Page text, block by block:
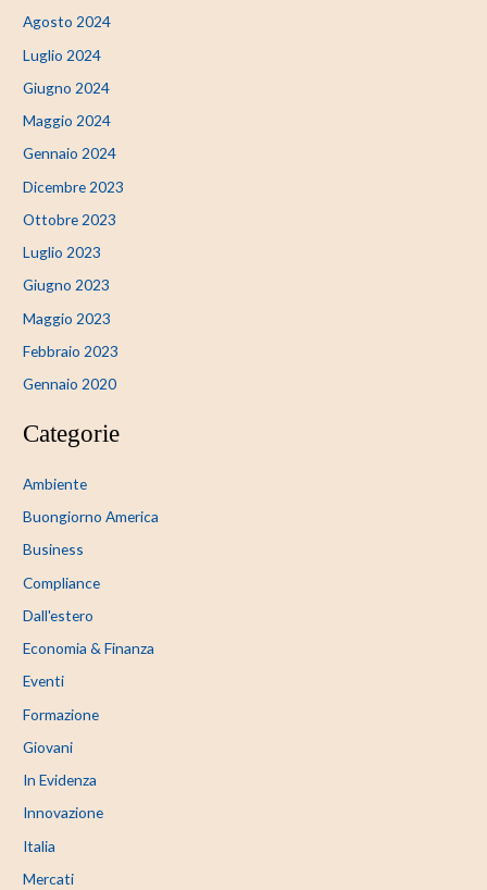
Agosto 2024
Luglio 2024
Giugno 2024
Maggio 2024
Gennaio 2024
Dicembre 2023
Ottobre 2023
Luglio 2023
Giugno 2023
Maggio 2023
Febbraio 2023
Gennaio 2020
Categorie
Ambiente
Buongiorno America
Business
Compliance
Dall'estero
Economia & Finanza
Eventi
Formazione
Giovani
In Evidenza
Innovazione
Italia
Mercati